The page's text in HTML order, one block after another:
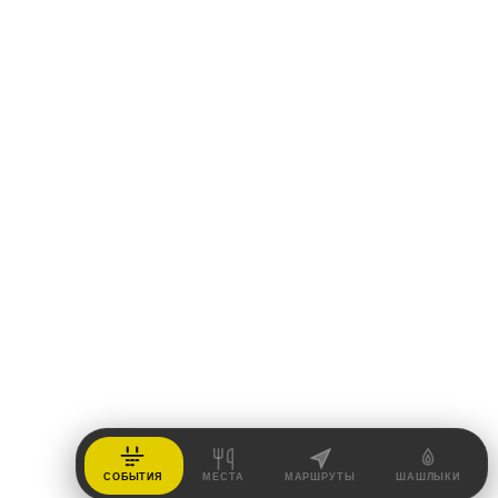
СОБЫТИЯ МЕСТА МАРШРУТЫ ШАШЛЫКИ